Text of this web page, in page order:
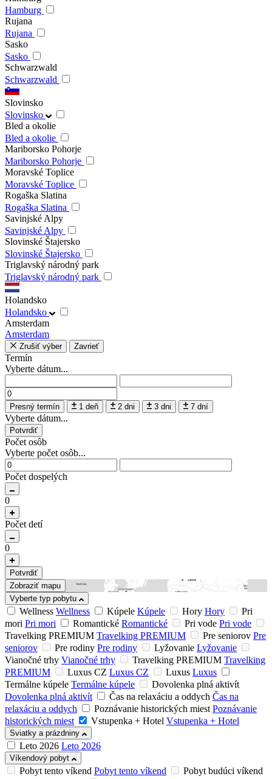
Hamburg
Rujana
Rujana
Sasko
Sasko
Schwarzwald
Schwarzwald
Slovinsko
Slovinsko
Bled a okolie
Bled a okolie
Mariborsko Pohorje
Mariborsko Pohorje
Moravské Toplice
Moravské Toplice
Rogaška Slatina
Rogaška Slatina
Savinjské Alpy
Savinjské Alpy
Slovinské Štajersko
Slovinské Štajersko
Triglavský národný park
Triglavský národný park
Holandsko
Holandsko
Amsterdam
Amsterdam
Zrušiť výber Zavrieť
Termín
Vyberte dátum...
Presný termín 1 deň 2 dni 3 dni 7 dní
Vyberte dátum...
Potvrdiť
Počet osôb
Vyberte počet osôb...
Počet dospelých
0
Počet detí
0
Potvrdiť
Zobraziť mapu
Vyberte typ pobytu
Wellness Wellness Kúpele Kúpele Hory Hory
Pri
mori Pri mori Romantické Romantické Pri vode Pri vode
Travelking PREMIUM Travelking PREMIUM Pre seniorov Pre
seniorov
Pre rodiny Pre rodiny Lyžovanie Lyžovanie
Vianočné trhy Vianočné trhy Travelking PREMIUM Travelking
PREMIUM
Luxus CZ Luxus CZ Luxus Luxus
Termálne kúpele Termálne kúpele
Dovolenka plná aktivít
Dovolenka plná aktivít
Čas na relaxáciu a oddych Čas na
relaxáciu a oddych
Poznávanie historických miest Poznávanie
historických miest
Vstupenka + Hotel Vstupenka + Hotel
Sviatky a prázdniny
Leto 2026 Leto 2026
Víkendový pobyt
Pobyt tento víkend Pobyt tento víkend
Pobyt budúci víkend